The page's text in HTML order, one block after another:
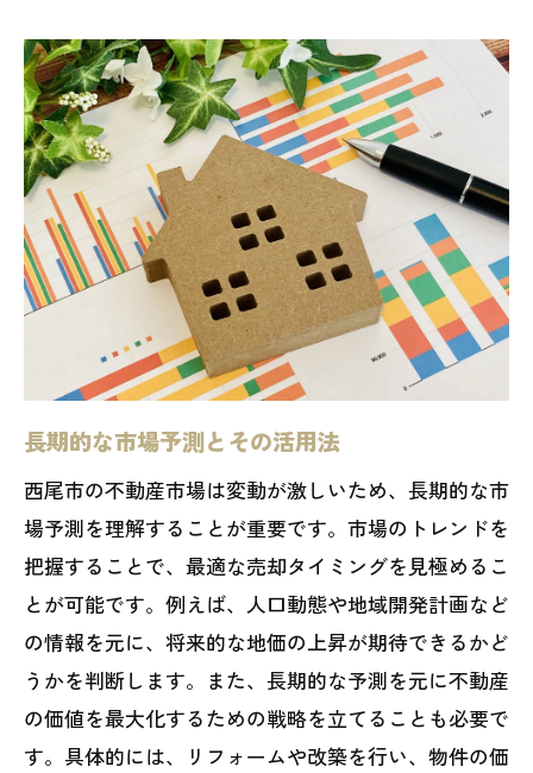
長期的な市場予測とその活用法
西尾市の不動産市場は変動が激しいため、長期的な市
場予測を理解することが重要です。市場のトレンドを
把握することで、最適な売却タイミングを見極めるこ
とが可能です。例えば、人口動態や地域開発計画など
の情報を元に、将来的な地価の上昇が期待できるかど
うかを判断します。また、長期的な予測を元に不動産
の価値を最大化するための戦略を立てることも必要で
す。具体的には、リフォームや改築を行い、物件の価